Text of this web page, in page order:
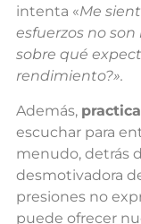
intenta «Me
esfuerzos no
sobre qué
rendimiento?».
Además,
escuchar para
menudo, detrás
desmotivadora
presiones no
puede ofrecer